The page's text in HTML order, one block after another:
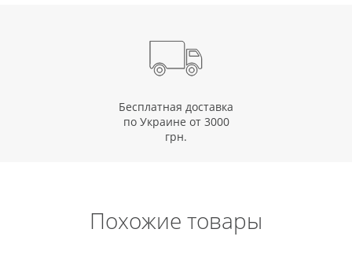
Бесплатная доставка
по Украине от 3000
грн.
Похожие товары